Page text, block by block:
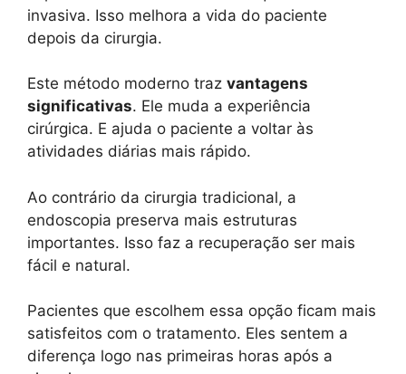
invasiva. Isso melhora a vida do paciente
depois da cirurgia.
Este método moderno traz vantagens
significativas. Ele muda a experiência
cirúrgica. E ajuda o paciente a voltar às
atividades diárias mais rápido.
Ao contrário da cirurgia tradicional, a
endoscopia preserva mais estruturas
importantes. Isso faz a recuperação ser mais
fácil e natural.
Pacientes que escolhem essa opção ficam mais
satisfeitos com o tratamento. Eles sentem a
diferença logo nas primeiras horas após a